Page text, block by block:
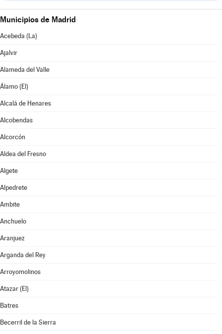
Municipios de Madrid
Acebeda (La)
Ajalvir
Alameda del Valle
Álamo (El)
Alcalá de Henares
Alcobendas
Alcorcón
Aldea del Fresno
Algete
Alpedrete
Ambite
Anchuelo
Aranjuez
Arganda del Rey
Arroyomolinos
Atazar (El)
Batres
Becerril de la Sierra